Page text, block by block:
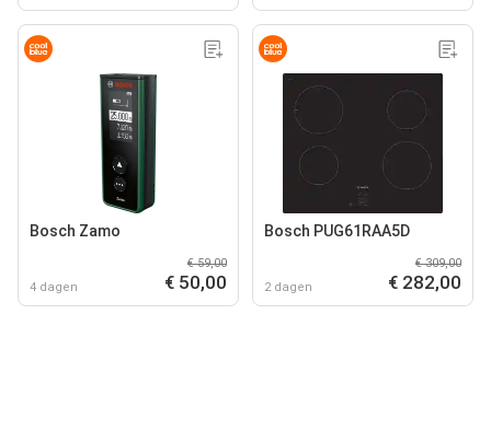
Bosch Zamo
4 dagen
€ 59,00
€ 50,00
Bosch PUG61RAA5D
2 dagen
€ 309,00
€ 282,00